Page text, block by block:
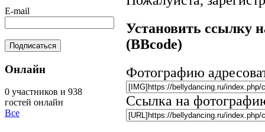
Установить ссылку
(BBcode)
Фотографию
Ссылка на
E-mail
Онлайн
0 участников и 938
гостей онлайн
Все